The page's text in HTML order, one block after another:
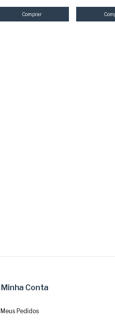
Minha Conta
Meus Pedidos